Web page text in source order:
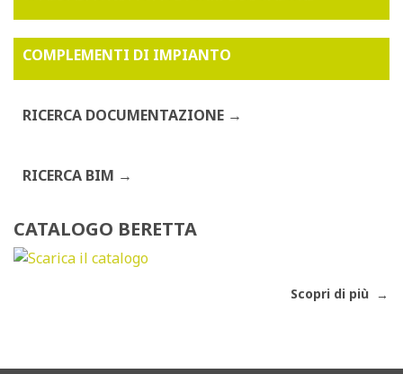
COMPLEMENTI DI IMPIANTO
RICERCA DOCUMENTAZIONE
RICERCA BIM
CATALOGO BERETTA
Scopri di più